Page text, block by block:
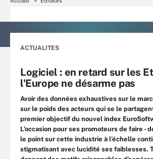
ACTUALITES
Logiciel : en retard sur les
l'Europe ne désarme pas
Avoir des données exhaustives sur le
sur le poids des acteurs qui se le
premier objectif du nouvel index
L’occasion pour ses promoteurs de faire -
le point sur cette industrie à l’échelle
stigmatisant avec lucidité ses faiblesses.